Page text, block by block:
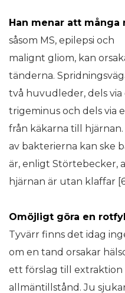
Han menar att många
såsom MS, epilepsi och
malignt gliom, kan
tänderna.
två huvudleder, dels
trigeminus och dels via
från käkarna till
av bakterierna kan ske
är, enligt Störtebecker,
hjärnan är utan klaffar
Omöjligt göra en
Tyvärr finns det idag
om en tand orsakar
ett förslag till extraktion
allmäntillstånd. Ju